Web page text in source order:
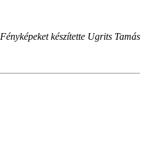
Fényképeket készítette Ugrits Tamás